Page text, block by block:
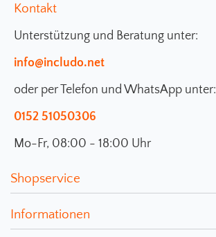
Kontakt
Unterstützung und Beratung unter:
info@includo.net
oder per Telefon und WhatsApp unter:
0152 51050306
Mo-Fr, 08:00 - 18:00 Uhr
Shopservice
Informationen